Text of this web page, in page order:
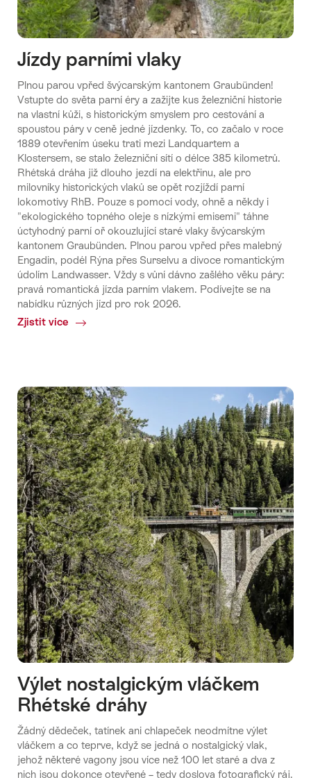
Jízdy parními vlaky
Plnou parou vpřed švýcarským kantonem Graubünden!
Vstupte do světa parní éry a zažijte kus železniční historie
na vlastní kůži, s historickým smyslem pro cestování a
spoustou páry v ceně jedné jízdenky. To, co začalo v roce
1889 otevřením úseku trati mezi Landquartem a
Klostersem, se stalo železniční sítí o délce 385 kilometrů.
Rhétská dráha již dlouho jezdí na elektřinu, ale pro
milovníky historických vlaků se opět rozjíždí parní
lokomotivy RhB. Pouze s pomocí vody, ohně a někdy i
"ekologického topného oleje s nízkými emisemi" táhne
úctyhodný parní oř okouzlující staré vlaky švýcarským
kantonem Graubünden. Plnou parou vpřed přes malebný
Engadin, podél Rýna přes Surselvu a divoce romantickým
údolím Landwasser. Vždy s vůní dávno zašlého věku páry:
pravá romantická jízda parním vlakem. Podívejte se na
nabídku různých jízd pro rok 2026.
Zjistit více
Common.Of
Výlet nostalgickým vláčkem
Rhétské dráhy
Žádný dědeček, tatínek ani chlapeček neodmítne výlet
vláčkem a co teprve, když se jedná o nostalgický vlak,
jehož některé vagony jsou více než 100 let staré a dva z
nich jsou dokonce otevřené – tedy doslova fotografický ráj.